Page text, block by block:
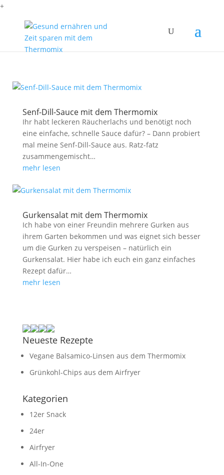
+
Senf-Dill-Sauce mit dem Thermomix
Ihr habt leckeren Räucherlachs und benötigt noch
eine einfache, schnelle Sauce dafür? – Dann probiert
mal meine Senf-Dill-Sauce aus. Ratz-fatz
zusammengemischt…
mehr lesen
Gurkensalat mit dem Thermomix
Ich habe von einer Freundin mehrere Gurken aus
ihrem Garten bekommen und was eignet sich besser
um die Gurken zu verspeisen – natürlich ein
Gurkensalat. Hier habe ich euch ein ganz einfaches
Rezept dafür…
mehr lesen
Neueste Rezepte
Vegane Balsamico-Linsen aus dem Thermomix
Grünkohl-Chips aus dem Airfryer
Kategorien
12er Snack
24er
Airfryer
All-In-One